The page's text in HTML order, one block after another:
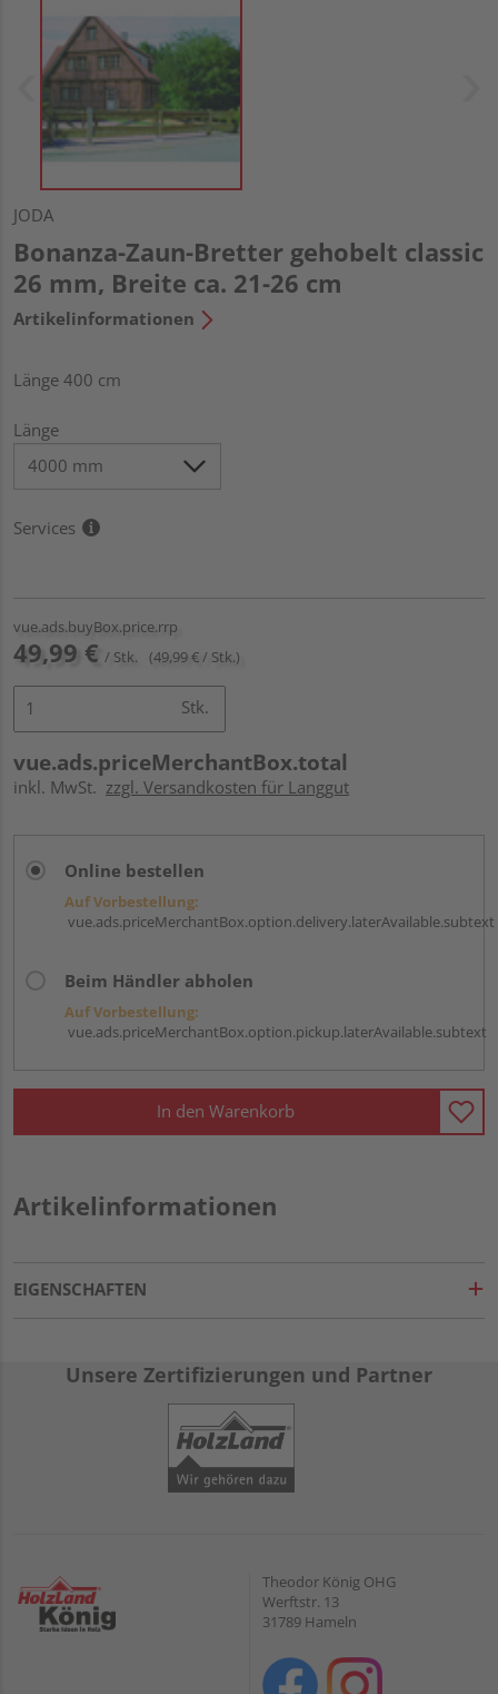
JODA
Bonanza-Zaun-Bretter gehobelt classic
26 mm, Breite ca. 21-26 cm
Artikelinformationen
Länge 400 cm
Länge
Services
vue.ads.buyBox.price.rrp
49,99 € / Stk. (49,99 € / Stk.)
Stk.
vue.ads.priceMerchantBox.total
inkl. MwSt. zzgl. Versandkosten für Langgut
Online bestellen
Auf Vorbestellung:
vue.ads.priceMerchantBox.option.delivery.laterAvailable.subtext
Beim Händler abholen
Auf Vorbestellung:
vue.ads.priceMerchantBox.option.pickup.laterAvailable.subtext
In den Warenkorb
Artikelinformationen
EIGENSCHAFTEN
Unsere Zertifizierungen und Partner
Theodor König OHG
Werftstr. 13
31789 Hameln